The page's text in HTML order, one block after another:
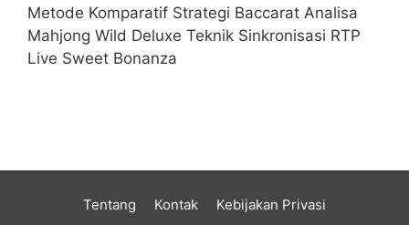
Metode Komparatif Strategi Baccarat Analisa
Mahjong Wild Deluxe Teknik Sinkronisasi RTP
Live Sweet Bonanza
Tentang Kontak Kebijakan Privasi